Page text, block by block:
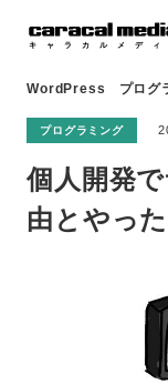
WordPress プログ
プログラミング
個人開発
由とやっ